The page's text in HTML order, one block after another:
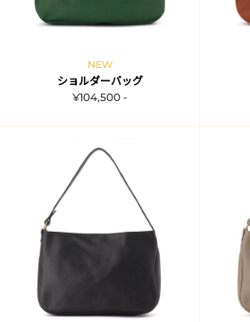
NEW
ショルダーバッグ
¥104,500 -